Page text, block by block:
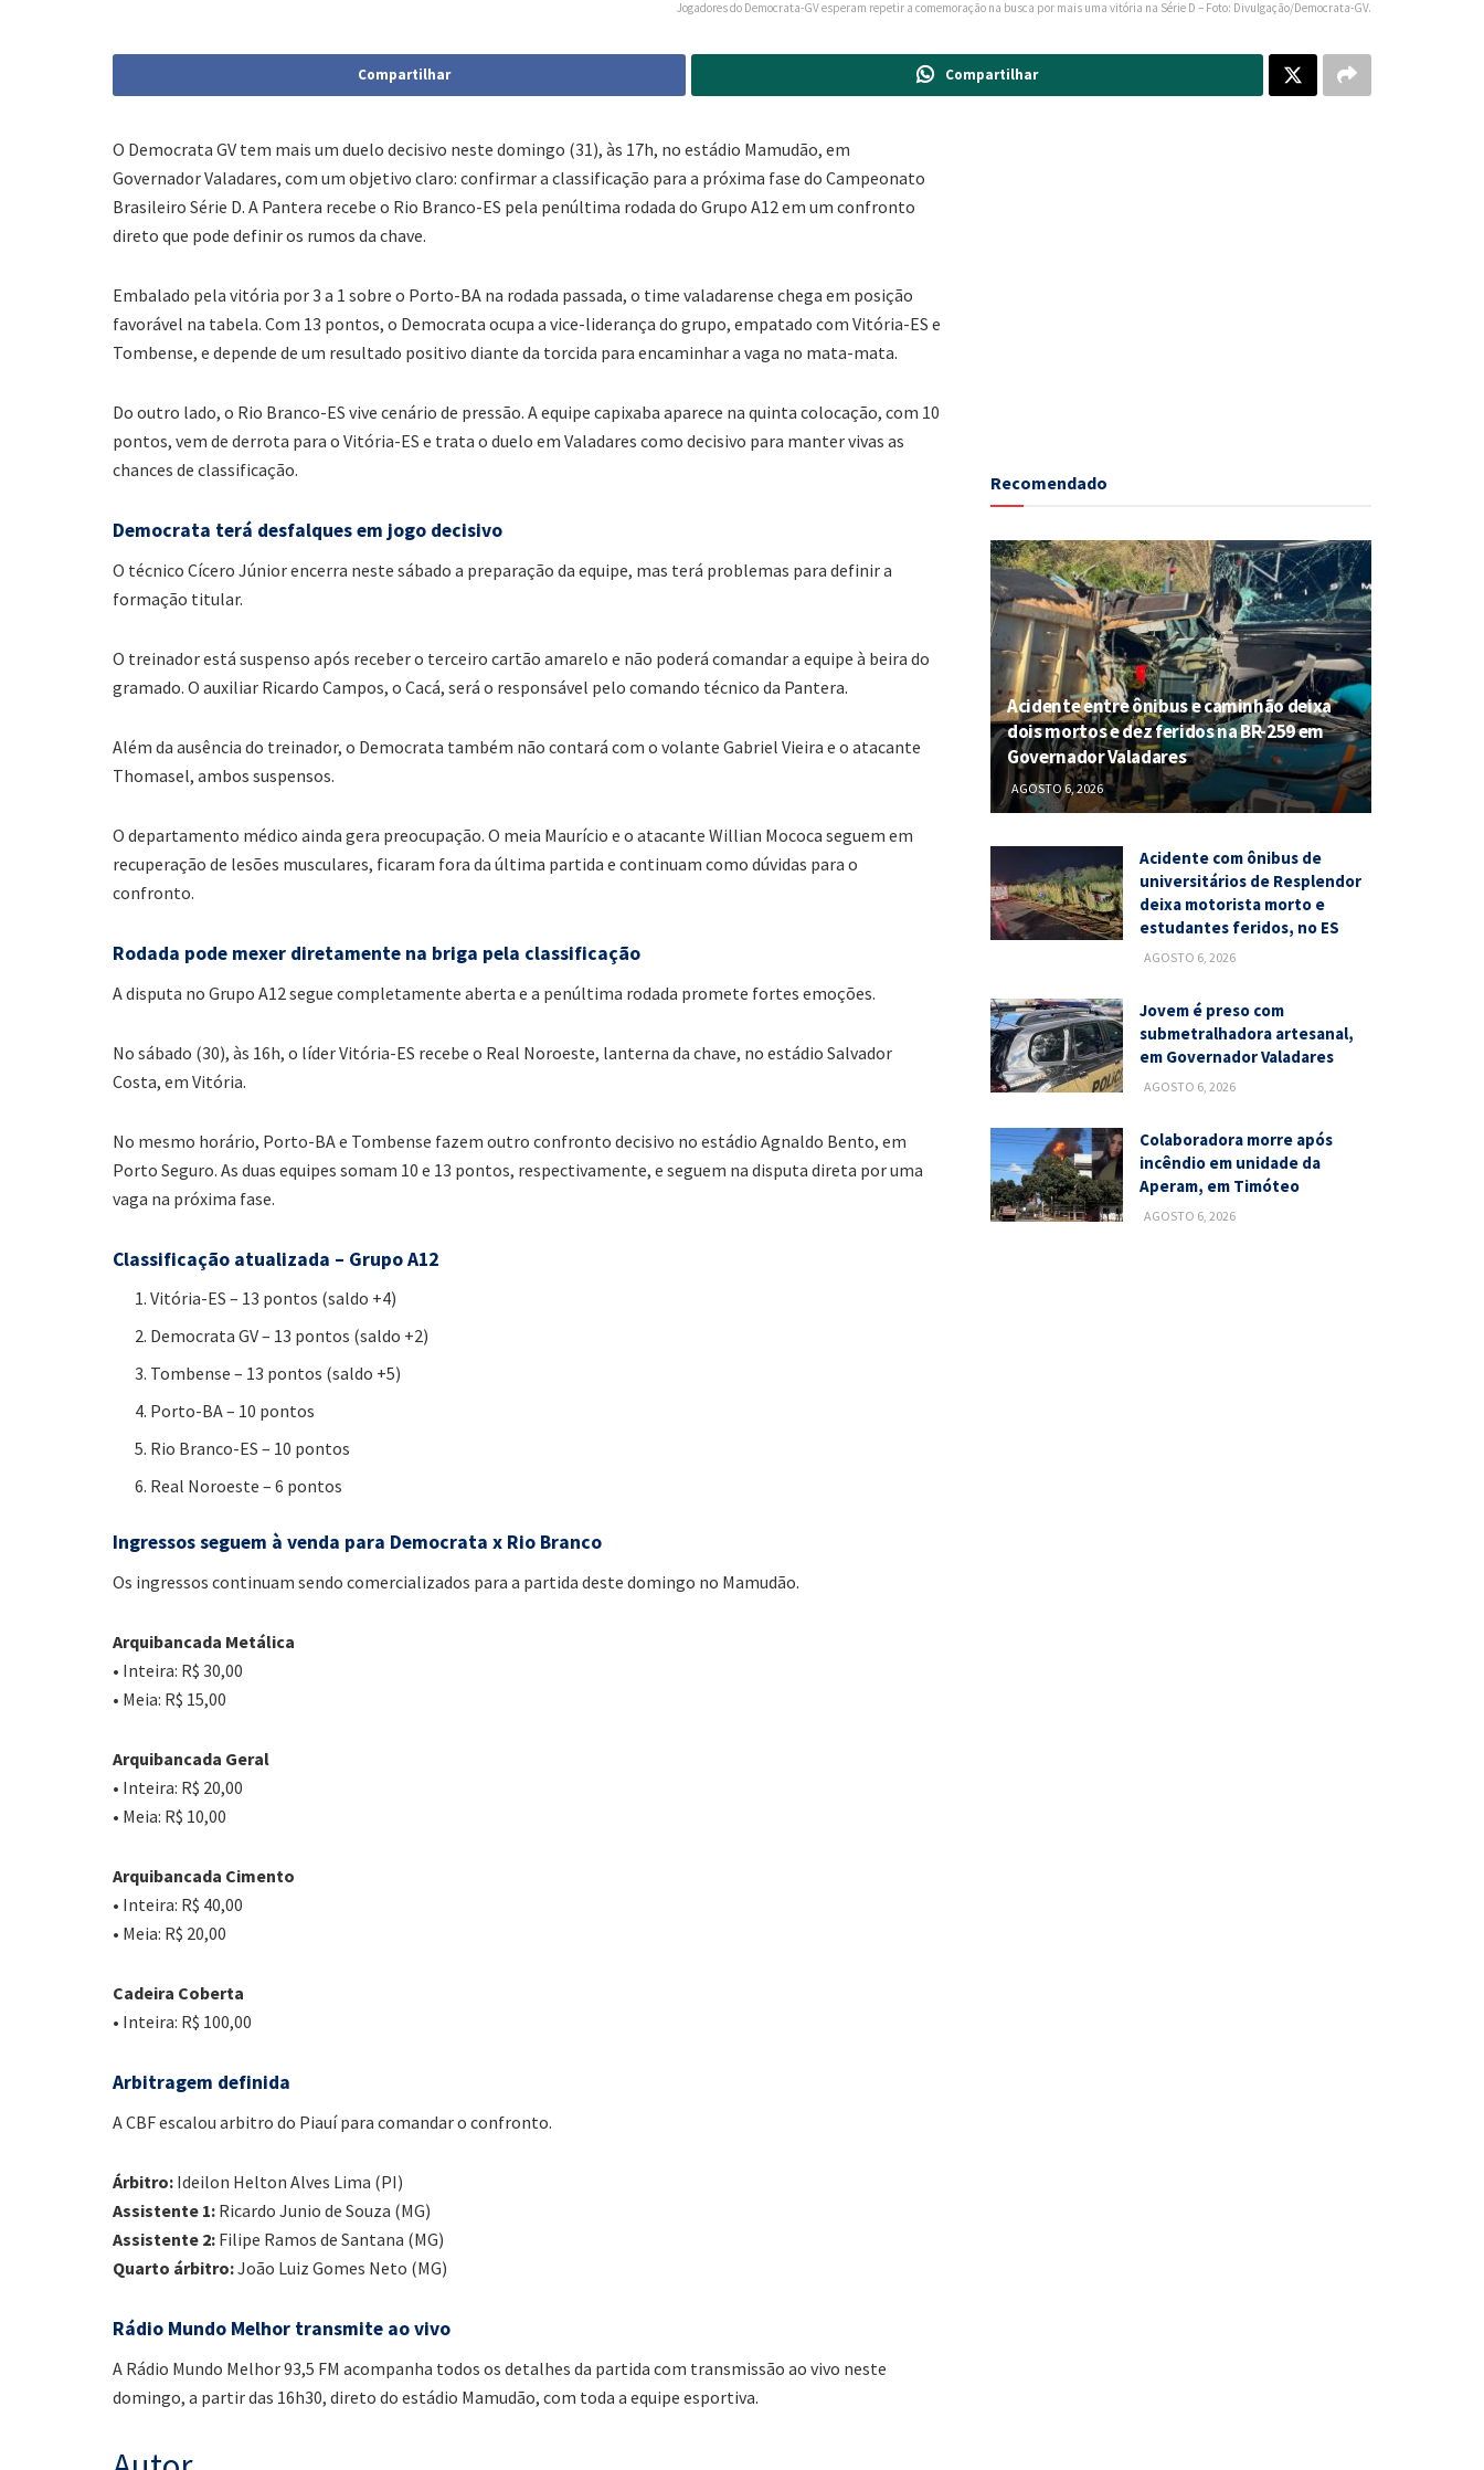
Jogadores do Democrata-GV esperam repetir a comemoração na busca por mais uma vitória na Série D – Foto: Divulgação/Democrata-GV.
Compartilhar Compartilhar
O Democrata GV tem mais um duelo decisivo neste domingo (31), às 17h, no estádio Mamudão, em
Governador Valadares, com um objetivo claro: confirmar a classificação para a próxima fase do Campeonato
Brasileiro Série D. A Pantera recebe o Rio Branco-ES pela penúltima rodada do Grupo A12 em um confronto
direto que pode definir os rumos da chave.
Embalado pela vitória por 3 a 1 sobre o Porto-BA na rodada passada, o time valadarense chega em posição
favorável na tabela. Com 13 pontos, o Democrata ocupa a vice-liderança do grupo, empatado com Vitória-ES e
Tombense, e depende de um resultado positivo diante da torcida para encaminhar a vaga no mata-mata.
Do outro lado, o Rio Branco-ES vive cenário de pressão. A equipe capixaba aparece na quinta colocação, com 10
pontos, vem de derrota para o Vitória-ES e trata o duelo em Valadares como decisivo para manter vivas as
chances de classificação.
Democrata terá desfalques em jogo decisivo
O técnico Cícero Júnior encerra neste sábado a preparação da equipe, mas terá problemas para definir a
formação titular.
O treinador está suspenso após receber o terceiro cartão amarelo e não poderá comandar a equipe à beira do
gramado. O auxiliar Ricardo Campos, o Cacá, será o responsável pelo comando técnico da Pantera.
Além da ausência do treinador, o Democrata também não contará com o volante Gabriel Vieira e o atacante
Thomasel, ambos suspensos.
O departamento médico ainda gera preocupação. O meia Maurício e o atacante Willian Mococa seguem em
recuperação de lesões musculares, ficaram fora da última partida e continuam como dúvidas para o
confronto.
Rodada pode mexer diretamente na briga pela classificação
A disputa no Grupo A12 segue completamente aberta e a penúltima rodada promete fortes emoções.
No sábado (30), às 16h, o líder Vitória-ES recebe o Real Noroeste, lanterna da chave, no estádio Salvador
Costa, em Vitória.
No mesmo horário, Porto-BA e Tombense fazem outro confronto decisivo no estádio Agnaldo Bento, em
Porto Seguro. As duas equipes somam 10 e 13 pontos, respectivamente, e seguem na disputa direta por uma
vaga na próxima fase.
Classificação atualizada – Grupo A12
Vitória-ES – 13 pontos (saldo +4)
Democrata GV – 13 pontos (saldo +2)
Tombense – 13 pontos (saldo +5)
Porto-BA – 10 pontos
Rio Branco-ES – 10 pontos
Real Noroeste – 6 pontos
Ingressos seguem à venda para Democrata x Rio Branco
Os ingressos continuam sendo comercializados para a partida deste domingo no Mamudão.
Arquibancada Metálica
• Inteira: R$ 30,00
• Meia: R$ 15,00
Arquibancada Geral
• Inteira: R$ 20,00
• Meia: R$ 10,00
Arquibancada Cimento
• Inteira: R$ 40,00
• Meia: R$ 20,00
Cadeira Coberta
• Inteira: R$ 100,00
Arbitragem definida
A CBF escalou arbitro do Piauí para comandar o confronto.
Árbitro: Ideilon Helton Alves Lima (PI)
Assistente 1: Ricardo Junio de Souza (MG)
Assistente 2: Filipe Ramos de Santana (MG)
Quarto árbitro:João Luiz Gomes Neto (MG)
Rádio Mundo Melhor transmite ao vivo
A Rádio Mundo Melhor 93,5 FM acompanha todos os detalhes da partida com transmissão ao vivo neste
domingo, a partir das 16h30, direto do estádio Mamudão, com toda a equipe esportiva.
Recomendado
Acidente entre ônibus e caminhão deixa
dois mortos e dez feridos na BR-259 em
Governador Valadares
AGOSTO 6, 2026
Acidente com ônibus de
universitários de Resplendor
deixa motorista morto e
estudantes feridos, no ES
AGOSTO 6, 2026
Jovem é preso com
submetralhadora artesanal,
em Governador Valadares
AGOSTO 6, 2026
Colaboradora morre após
incêndio em unidade da
Aperam, em Timóteo
AGOSTO 6, 2026